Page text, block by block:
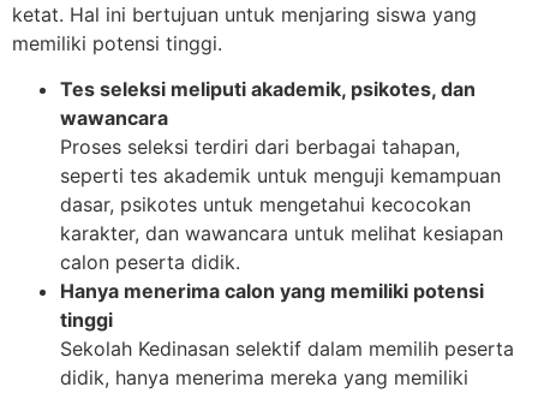
ketat. Hal ini bertujuan untuk menjaring siswa yang
memiliki potensi tinggi.
Tes seleksi meliputi akademik, psikotes, dan
wawancara
Proses seleksi terdiri dari berbagai tahapan,
seperti tes akademik untuk menguji kemampuan
dasar, psikotes untuk mengetahui kecocokan
karakter, dan wawancara untuk melihat kesiapan
calon peserta didik.
Hanya menerima calon yang memiliki potensi
tinggi
Sekolah Kedinasan selektif dalam memilih peserta
didik, hanya menerima mereka yang memiliki